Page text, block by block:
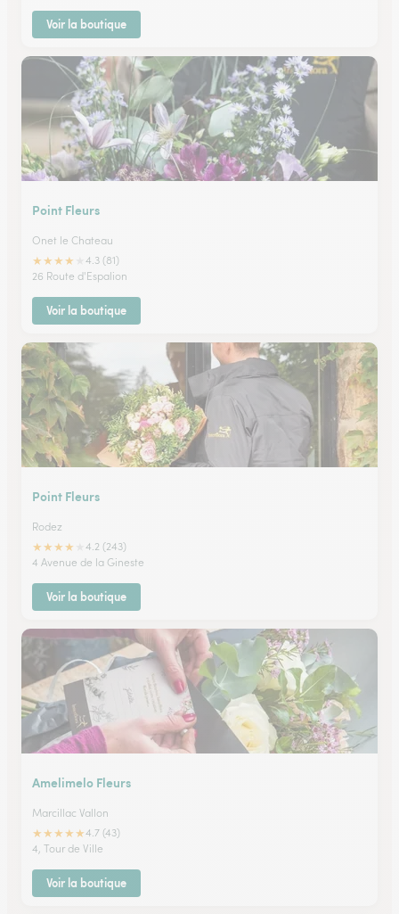
Voir la boutique
Point Fleurs
Onet le Chateau
★★★★
4.3 (81)
26 Route d'Espalion
Voir la boutique
Point Fleurs
Rodez
★★★★
4.2 (243)
4 Avenue de la Gineste
Voir la boutique
Amelimelo Fleurs
Marcillac Vallon
★★★★★4.7 (43)
4, Tour de Ville
Voir la boutique